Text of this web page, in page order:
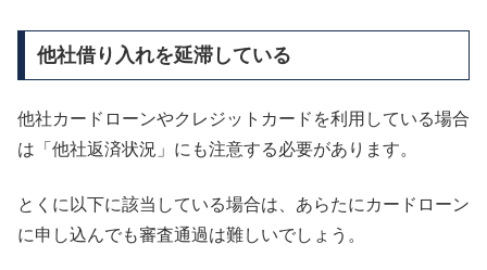
他社借り入れを延滞している
他社カードローンやクレジットカードを利用している場合
は「他社返済状況」にも注意する必要があります。
とくに以下に該当している場合は、あらたにカードローン
に申し込んでも審査通過は難しいでしょう。